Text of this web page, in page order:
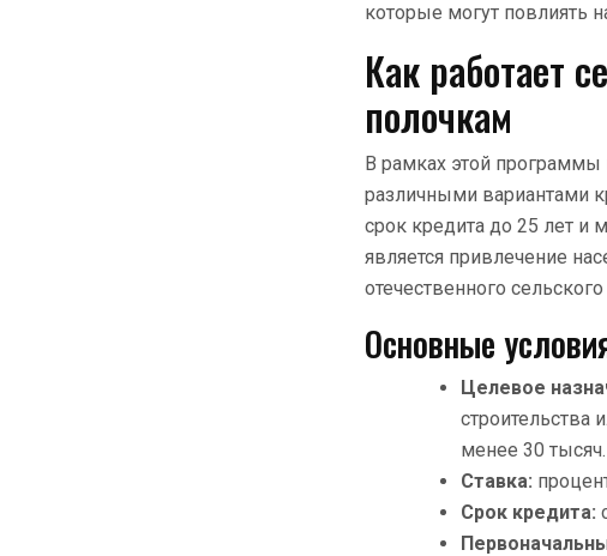
которые могут повлиять
Как работает
полочкам
В рамках этой
различными вариантами
срок кредита до 25 лет
является привлечение
отечественного сельского
Основные
Целевое
строительства
менее 30 тысяч.
Ставка:
Срок кредита: